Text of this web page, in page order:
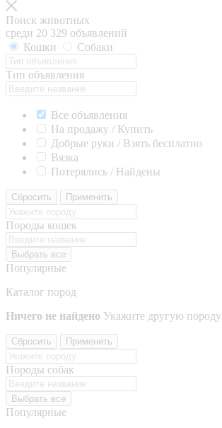
Поиск животных
среди 20 329 объявлений
Кошки
Собаки
Тип объявления
Все объявления
На продажу / Купить
Добрые руки / Взять бесплатно
Вязка
Потерялись / Найдены
Сбросить Применить
Породы кошек
Выбрать все
Популярные
Каталог пород
Ничего не найдено Укажите другую породу
Сбросить Применить
Породы собак
Выбрать все
Популярные